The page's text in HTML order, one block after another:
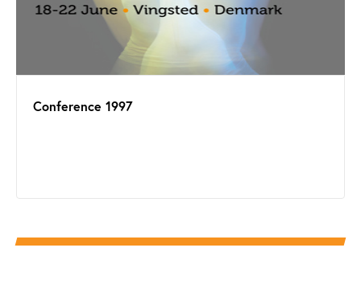
Conference 1997